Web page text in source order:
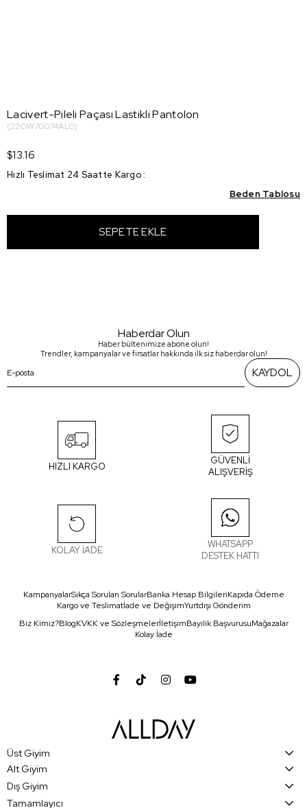
Lacivert-Pileli Paçası Lastikli Pantolon
(22OW70074AL0)
$13.16
Hızlı Teslimat 24 Saatte Kargo :
Beden Tablosu
Haberdar Olun
Haber bültenimize abone olun!
Trendler, kampanyalar ve fırsatlar hakkında ilk siz haberdar olun!
KAYDOL
HIZLI KARGO
GÜVENLİ
ALIŞVERİŞ
KOLAY İADE
WHATSAPP
DESTEK HATTI
KampanyalarSıkça Sorulan SorularBanka Hesap BilgileriKapıda Ödeme
Kargo ve Teslimatİade ve DeğişimYurtdışı Gönderim
Biz Kimiz?BlogKVKK ve SözleşmelerİletişimBayilik BaşvurusuMağazalar
Kolay İade
Üst Giyim
Alt Giyim
Dış Giyim
Tamamlayıcı